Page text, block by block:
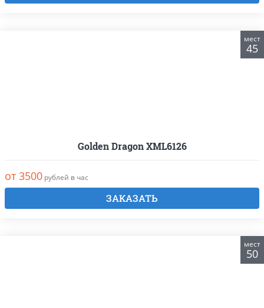
мест
45
Golden Dragon XML6126
от 3500 рублей в час
ЗАКАЗАТЬ
мест
50